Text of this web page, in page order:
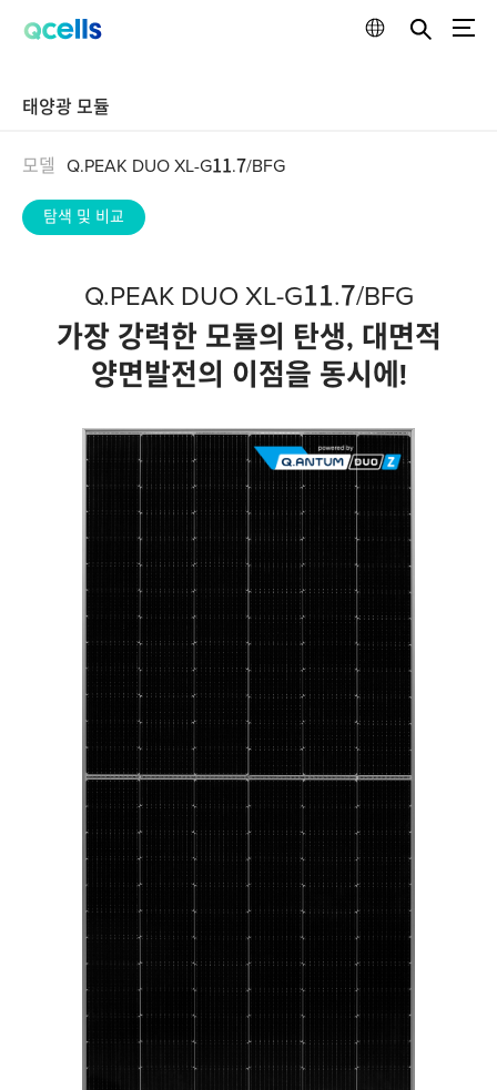
태양광 모듈
모델 Q.PEAK DUO XL-G11.7/BFG
탐색 및 비교
Q.PEAK DUO XL-G11.7/BFG
가장 강력한 모듈의 탄생, 대면적
양면발전의 이점을 동시에!